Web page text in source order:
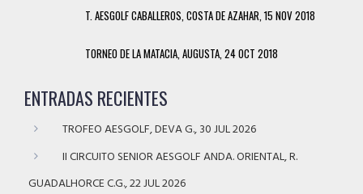
T. AESGOLF CABALLEROS, COSTA DE AZAHAR, 15 NOV 2018
TORNEO DE LA MATACIA, AUGUSTA, 24 OCT 2018
ENTRADAS RECIENTES
TROFEO AESGOLF, DEVA G., 30 JUL 2026
II CIRCUITO SENIOR AESGOLF ANDA. ORIENTAL, R.
GUADALHORCE C.G., 22 JUL 2026